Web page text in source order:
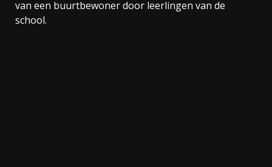
van een buurtbewoner door leerlingen van de
school.